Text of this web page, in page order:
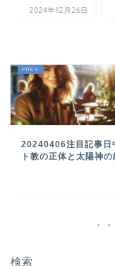
2024年12月26日
20240406注目記事日
ト教の正体と太陽神
検索